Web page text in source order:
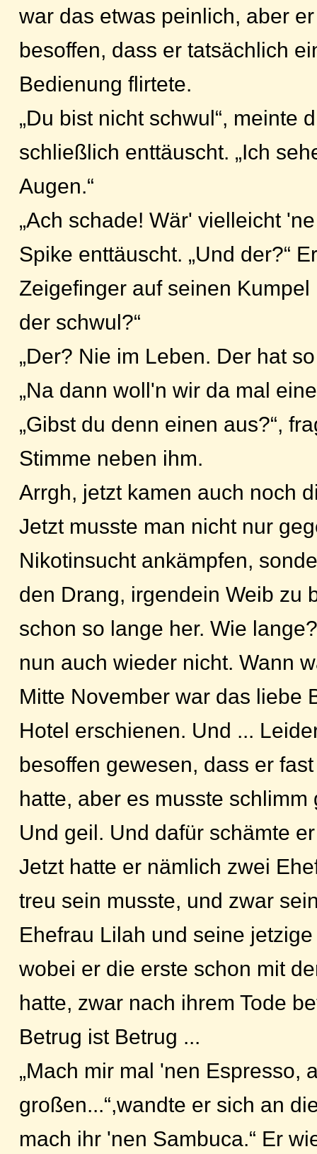
war das etwas peinlich, aber
besoffen, dass er tatsächlich
Bedienung flirtete.
„Du bist nicht schwul“, meinte
schließlich enttäuscht. „Ich
Augen.“
„Ach schade! Wär' vielleicht
Spike enttäuscht. „Und der?“
Zeigefinger auf seinen Kumpel
der schwul?“
„Der? Nie im Leben. Der hat
„Na dann woll'n wir da mal
„Gibst du denn einen aus?“,
Stimme neben ihm.
Arrgh, jetzt kamen auch noch
Jetzt musste man nicht nur
Nikotinsucht ankämpfen,
den Drang, irgendein Weib zu
schon so lange her. Wie
nun auch wieder nicht. Wann
Mitte November war das liebe
Hotel erschienen. Und ...
besoffen gewesen, dass er
hatte, aber es musste schlimm
Und geil. Und dafür schämte
Jetzt hatte er nämlich zwei
treu sein musste, und zwar
Ehefrau Lilah und seine
wobei er die erste schon mit
hatte, zwar nach ihrem Tode
Betrug ist Betrug ...
„Mach mir mal 'nen Espresso,
großen...“,wandte er sich an
mach ihr 'nen Sambuca.“ Er